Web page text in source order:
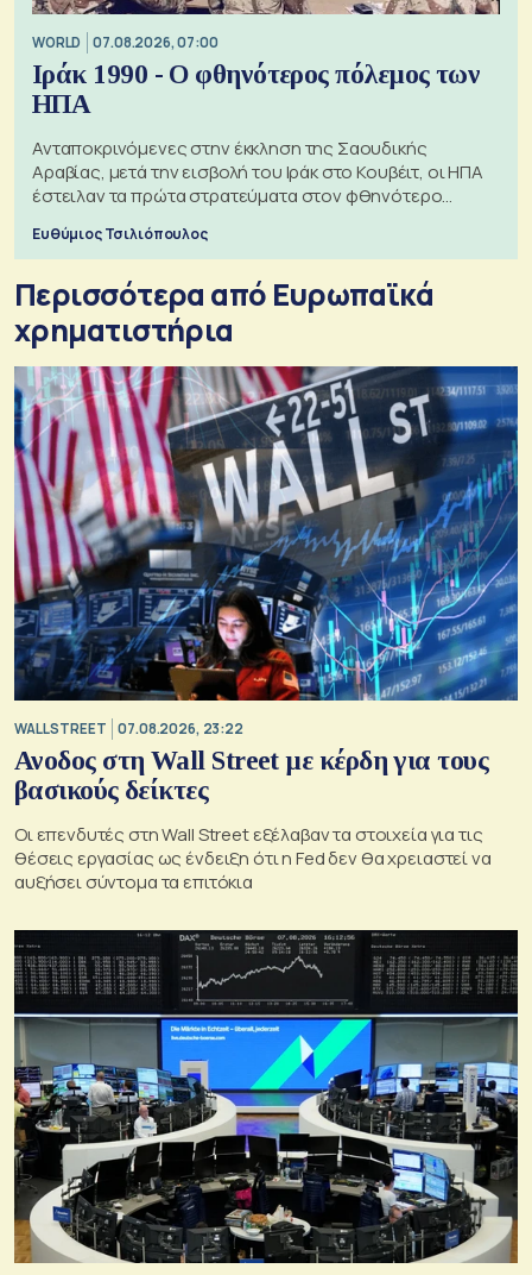
WORLD 07.08.2026, 07:00
Ιράκ 1990 - Ο φθηνότερος πόλεμος των
ΗΠΑ
Ανταποκρινόμενες στην έκκληση της Σαουδικής
Αραβίας, μετά την εισβολή του Ιράκ στο Κουβέιτ, οι ΗΠΑ
έστειλαν τα πρώτα στρατεύματα στον φθηνότερο
Ευθύμιος Τσιλιόπουλος
Περισσότερα από Ευρωπαϊκά
χρηματιστήρια
WALL STREET 07.08.2026, 23:22
Ανοδος στη Wall Street με κέρδη για τους
βασικούς δείκτες
Οι επενδυτές στη Wall Street εξέλαβαν τα στοιχεία για τις
θέσεις εργασίας ως ένδειξη ότι η Fed δεν θα χρειαστεί να
αυξήσει σύντομα τα επιτόκια